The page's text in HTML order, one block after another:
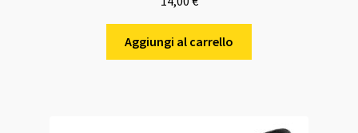
Aggiungi al carrello